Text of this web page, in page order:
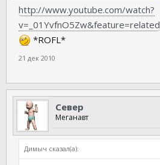
http://www.youtube.com/watch?
v=_01YvfnO5Zw&feature=related
*ROFL*
21 дек 2010
Север
Меганавт
Димыч сказал(а):